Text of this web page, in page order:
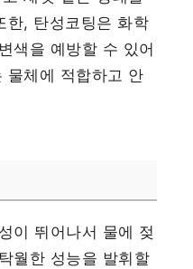
한, 탄성코팅은 화학
색을 예방할 수 있어
물체에 적합하고 안
이 뛰어나서 물에 젖
월한 성능을 발휘할